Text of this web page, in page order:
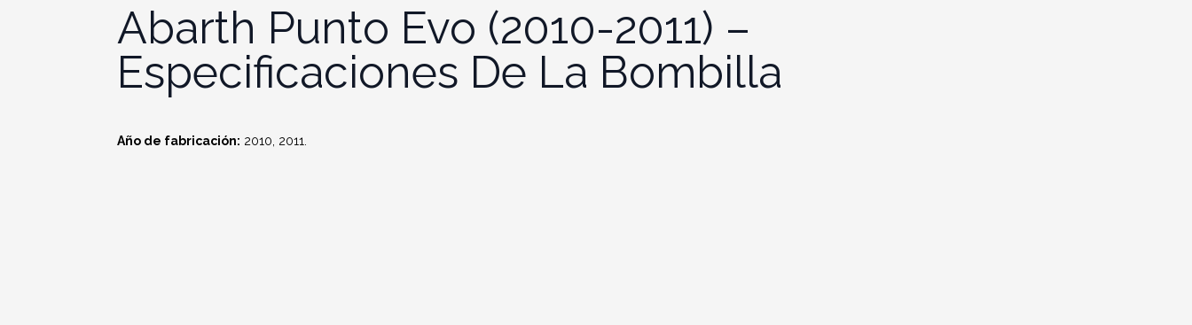
Abarth Punto Evo (2010-2011) –
Especificaciones De La Bombilla
Año de fabricación: 2010, 2011.